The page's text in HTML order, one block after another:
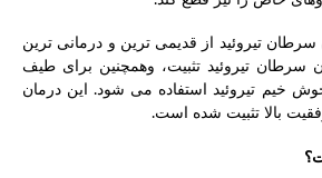
سرطان تیروئید از قدیمی ترین و درمانی ترین
سرطان تیروئید تثبیت، وهمچنین برای طیف
خیم تیروئید استفاده می شود. این درمان
بالا تثبیت شده است.